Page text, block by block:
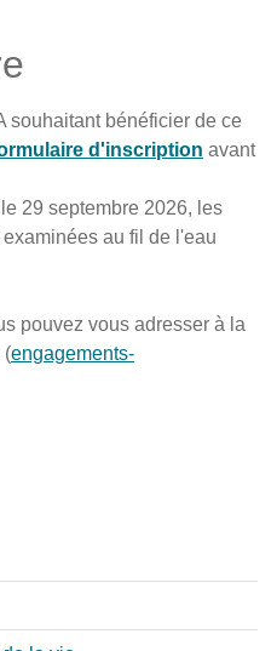
souhaitant bénéficier de ce
d'inscription avant
29 septembre 2026, les
au fil de l'eau
pouvez vous adresser à la
(engagements-